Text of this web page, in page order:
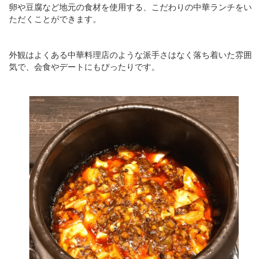
卵や豆腐など地元の食材を使用する、こだわりの中華ランチをい
ただくことができます。
外観はよくある中華料理店のような派手さはなく落ち着いた雰囲
気で、会食やデートにもぴったりです。